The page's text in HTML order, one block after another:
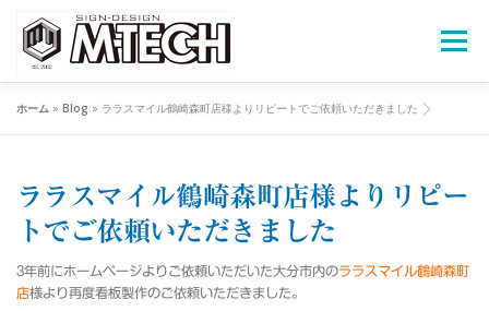
メニュー
窓用フィルム 施工までの流れ 新店OPENの方へ
NEWS お見積り
ホーム » Blog » ララスマイル鶴崎森町店様よりリピートでご依頼いただきました
ララスマイル鶴崎森町店様よりリピー
トでご依頼いただきました
3年前にホームページよりご依頼いただいた大分市内のララスマイル鶴崎森町
店様より再度看板製作のご依頼いただきました。